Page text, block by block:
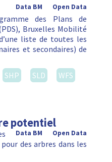
Open Data
Data BM
des Plans de
Bruxelles Mobilité
liste de toutes les
et secondaires) de
SHP SLD
WFS
potentiel
Open Data
Data BM
des arbres dans les